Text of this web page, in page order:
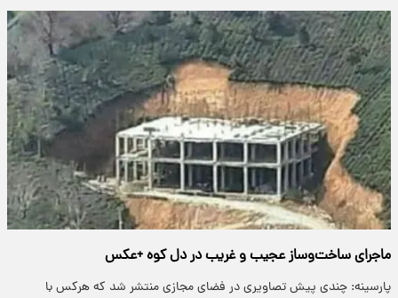
ماجرای ساخت‌و‌ساز عجیب و غریب در دل کوه +عکس
پارسینه: چندی پیش تصاویری در فضای مجازی منتشر شد که هرکس با